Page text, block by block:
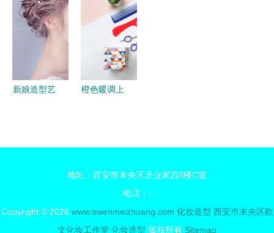
妆摄影培训
学校的化妆
造型艺术
妆师的独特
技艺与真诚
守护
新娘造型艺
橙色暖调上
地址：西安市未央区居业家园8楼C室
电话：-
Copyright © 2026 www.owenmeizhuang.com 化妆造型 西安市未央区欧
文化妆工作室 化妆造型 版权所有 Sitemap